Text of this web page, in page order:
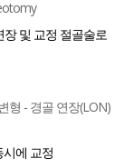
장 및 교정 절골술로
에 교정